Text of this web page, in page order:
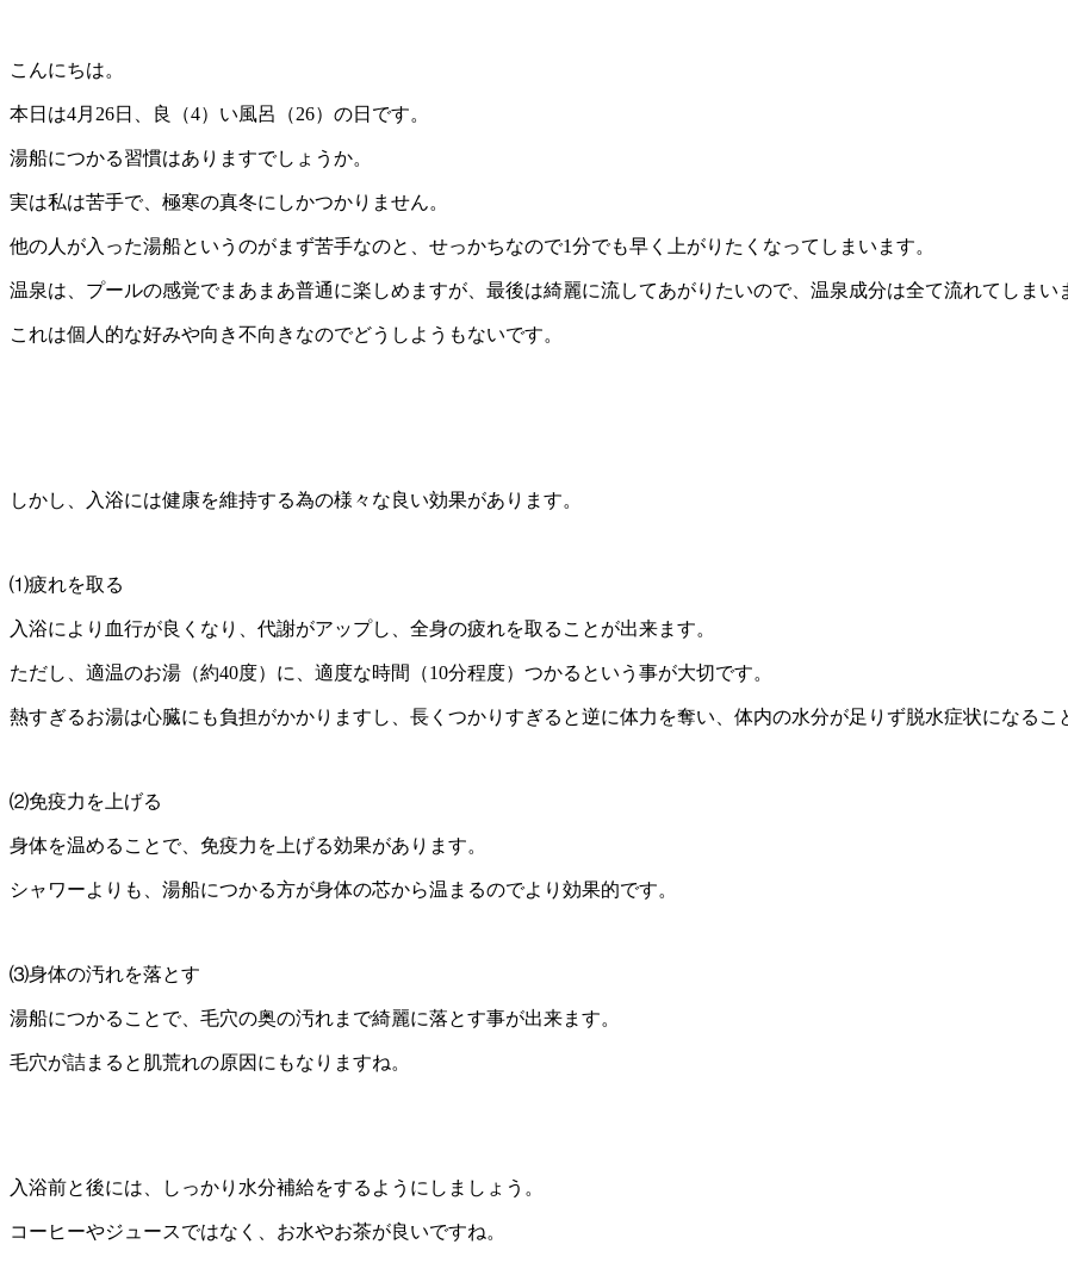
こんにちは。
本日は4月26日、良（4）い風呂（26）の日です。
湯船につかる習慣はありますでしょうか。
実は私は苦手で、極寒の真冬にしかつかりません。
他の人が入った湯船というのがまず苦手なのと、せっかちなので1分でも早く上がりたくなってしまいます。
温泉は、プールの感覚でまあまあ普通に楽しめますが、最後は綺麗に流してあがりたいので、温泉成分は全て流れてしまい
これは個人的な好みや向き不向きなのでどうしようもないです。
しかし、入浴には健康を維持する為の様々な良い効果があります。
⑴疲れを取る
入浴により血行が良くなり、代謝がアップし、全身の疲れを取ることが出来ます。
ただし、適温のお湯（約40度）に、適度な時間（10分程度）つかるという事が大切です。
熱すぎるお湯は心臓にも負担がかかりますし、長くつかりすぎると逆に体力を奪い、体内の水分が足りず脱水症状になるこ
⑵免疫力を上げる
身体を温めることで、免疫力を上げる効果があります。
シャワーよりも、湯船につかる方が身体の芯から温まるのでより効果的です。
⑶身体の汚れを落とす
湯船につかることで、毛穴の奥の汚れまで綺麗に落とす事が出来ます。
毛穴が詰まると肌荒れの原因にもなりますね。
入浴前と後には、しっかり水分補給をするようにしましょう。
コーヒーやジュースではなく、お水やお茶が良いですね。